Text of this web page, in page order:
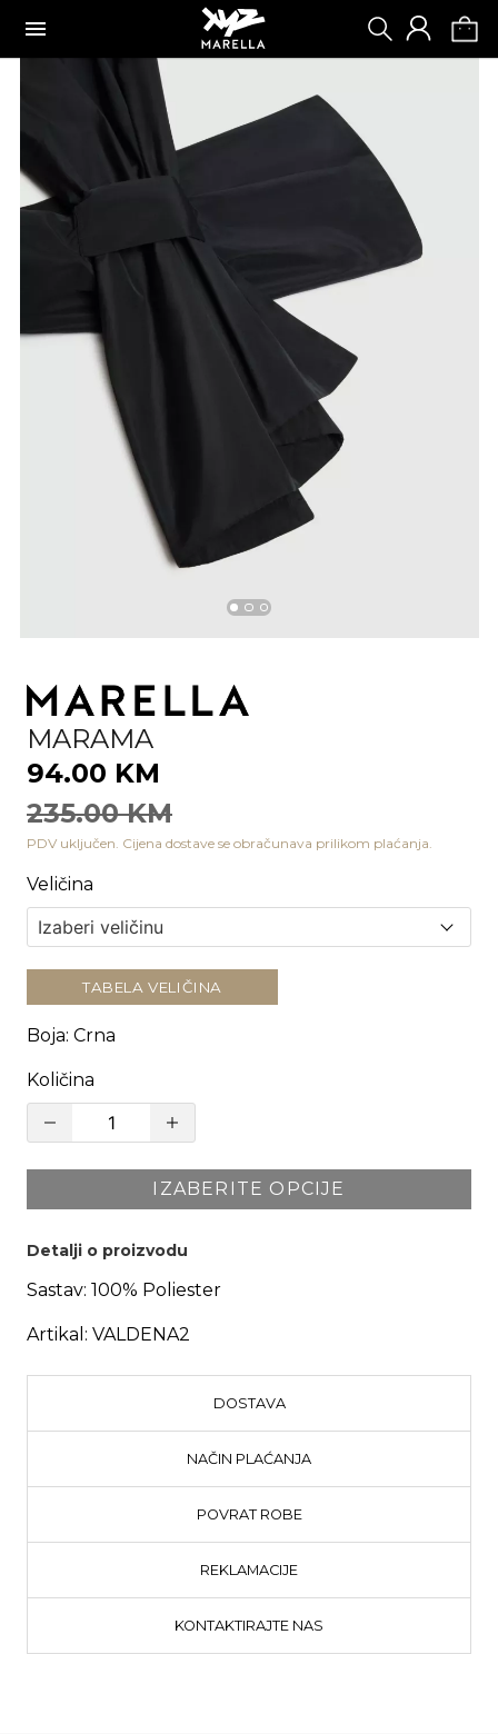
MARAMA
94.00 KM
235.00 KM
PDV uključen. Cijena dostave se obračunava prilikom plaćanja.
Veličina
TABELA VELIČINA
Boja: Crna
Količina
IZABERITE OPCIJE
Detalji o proizvodu
Sastav: 100% Poliester
Artikal: VALDENA2
DOSTAVA
NAČIN PLAĆANJA
POVRAT ROBE
REKLAMACIJE
KONTAKTIRAJTE NAS